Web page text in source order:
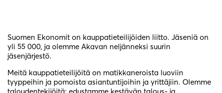
Suomen Ekonomit on kauppatieteilijöiden liitto. Jäseniä on
yli 55 000, ja olemme Akavan neljänneksi suurin
jäsenjärjestö.
Meitä kauppatieteilijöitä on matikkaneroista luoviin
tyyppeihin ja pomoista asiantuntijoihin ja yrittäjiin. Olemme